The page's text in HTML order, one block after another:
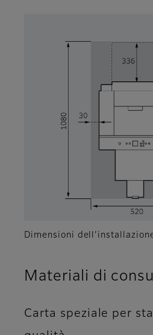
Dimensioni
Materiali di
Carta speziale per